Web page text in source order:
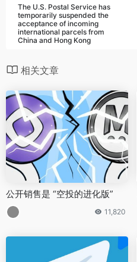
The U.S. Postal Service has
temporarily suspended the
acceptance of incoming
international parcels from
China and Hong Kong
相关文章
公开销售是 “空投的进化版”
11,820